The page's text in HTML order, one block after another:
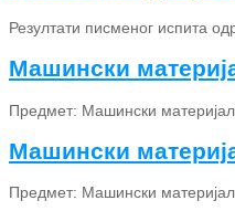
Резултати писменог испита
Машински
Предмет: Машински
Машински
Предмет: Машински